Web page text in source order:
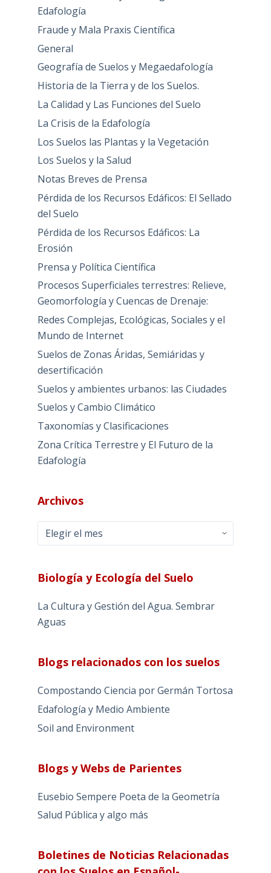
Edafología
Fraude y Mala Praxis Científica
General
Geografía de Suelos y Megaedafología
Historia de la Tierra y de los Suelos.
La Calidad y Las Funciones del Suelo
La Crisis de la Edafología
Los Suelos las Plantas y la Vegetación
Los Suelos y la Salud
Notas Breves de Prensa
Pérdida de los Recursos Edáficos: El Sellado
del Suelo
Pérdida de los Recursos Edáficos: La
Erosión
Prensa y Política Científica
Procesos Superficiales terrestres: Relieve,
Geomorfología y Cuencas de Drenaje:
Redes Complejas, Ecológicas, Sociales y el
Mundo de Internet
Suelos de Zonas Áridas, Semiáridas y
desertificación
Suelos y ambientes urbanos: las Ciudades
Suelos y Cambio Climático
Taxonomías y Clasificaciones
Zona Crítica Terrestre y El Futuro de la
Edafología
Archivos
Archivos
Biología y Ecología del Suelo
La Cultura y Gestión del Agua. Sembrar
Aguas
Blogs relacionados con los suelos
Compostando Ciencia por Germán Tortosa
Edafología y Medio Ambiente
Soil and Environment
Blogs y Webs de Parientes
Eusebio Sempere Poeta de la Geometría
Salud Pública y algo más
Boletines de Noticias Relacionadas